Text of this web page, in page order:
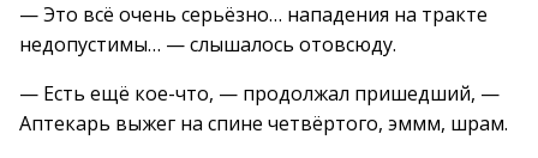
— Это всё очень серьёзно… нападения на тракте
недопустимы… — слышалось отовсюду.
— Есть ещё кое-что, — продолжал пришедший, —
Аптекарь выжег на спине четвёртого, эммм, шрам.